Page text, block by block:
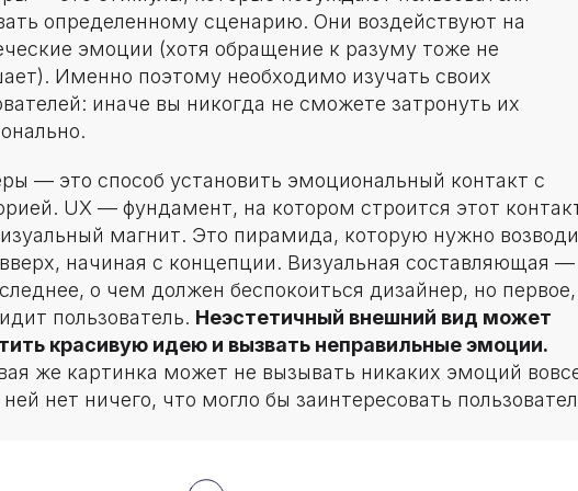
определенному сценарию. Они воздействуют на
эмоции (хотя обращение к разуму тоже не
Именно поэтому необходимо изучать своих
иначе вы никогда не сможете затронуть их
— это способ установить эмоциональный контакт с
UX — фундамент, на котором строится этот
магнит. Это пирамида, которую нужно
начиная с концепции. Визуальная составляющая —
о чем должен беспокоиться дизайнер, но первое,
пользователь. Неэстетичный внешний вид может
красивую идею и вызвать неправильные эмоции.
же картинка может не вызывать никаких эмоций
нет ничего, что могло бы заинтересовать